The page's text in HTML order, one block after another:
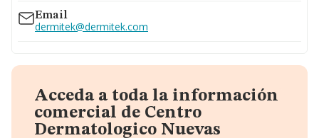
Email
dermitek@dermitek.com
Acceda a toda la información
comercial de Centro
Dermatologico Nuevas